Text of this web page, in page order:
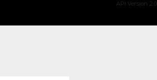
API Version 2.0